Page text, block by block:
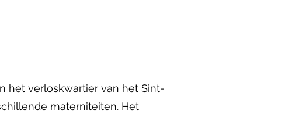
het verloskwartier van het Sint-
materniteiten. Het